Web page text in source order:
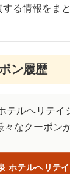
る情報をま
ン履歴
テルヘリテイ
なクーポン
ホテルヘリテ